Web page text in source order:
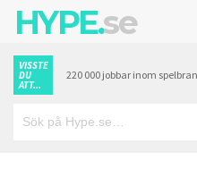
HYPE.se
VISSTE
DU
ATT...
220 000 jobbar inom